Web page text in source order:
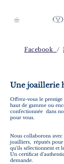
Facebook /
Une joaillerie
Offrez-vous le
haut de gamme ou
confectionnée dans
pour vous.
Nous collaborons
joailliers, réputés pour
qu’ils sélectionnent et
Un certificat
demande.